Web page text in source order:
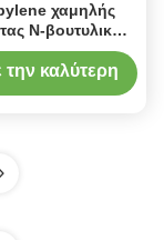
χαμηλής
Ν-βουτυλικός
για τις
καθαρισμού
την καλύτερη